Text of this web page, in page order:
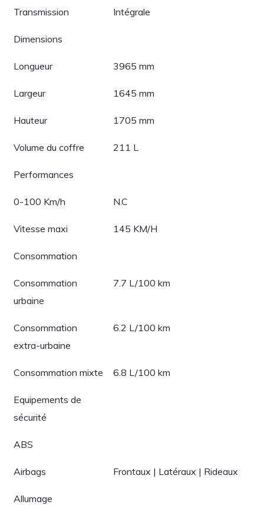
Transmission Intégrale
Dimensions
Longueur 3965 mm
Largeur 1645 mm
Hauteur 1705 mm
Volume du coffre 211 L
Performances
0-100 Km/h N.C
Vitesse maxi 145 KM/H
Consommation
Consommation
urbaine
7.7 L/100 km
Consommation
extra-urbaine
6.2 L/100 km
Consommation mixte 6.8 L/100 km
Equipements de
sécurité
ABS
Airbags Frontaux | Latéraux | Rideaux
Allumage